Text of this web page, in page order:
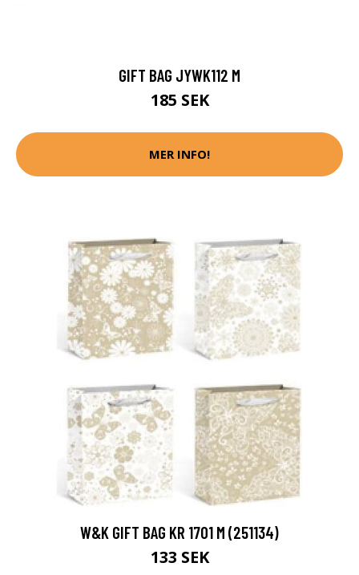
GIFT BAG JYWK112 M
185 SEK
MER INFO!
W&K GIFT BAG KR 1701 M (251134)
133 SEK